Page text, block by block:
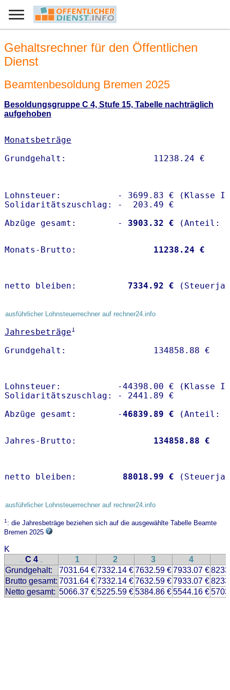
Gehaltsrechner für den Öffentlichen
Dienst
Beamtenbesoldung Bremen 2025
Besoldungsgruppe C 4, Stufe 15, Tabelle nachträglich
aufgehoben
Monatsbeträge
Lohnsteuer:           - 3699.83 € (Klasse I)
Solidaritätszuschlag: -  203.49 €
Abzüge gesamt:        -
3903.32 €
Monats-Brutto: 11238.24 €
netto bleiben: 7334.92 €
ausführlicher Lohnsteuerrechner auf rechner24.info
Jahresbeträge1
Lohnsteuer:           -44398.00 € (Klasse I)
Solidaritätszuschlag: - 2441.89 €
Abzüge gesamt:        -46839.89 €
Jahres-Brutto: 134858.88 €
netto bleiben: 88018.99 €
ausführlicher Lohnsteuerrechner auf rechner24.info
1: die Jahresbeträge beziehen sich auf die ausgewählte Tabelle Beamte
Bremen 2025
K
.. C 4 .. 1 2 3 4
Grundgehalt:
7031.64 €7332.14 €7632.59 €7933.07 €
Brutto gesamt: 7031.64 €7332.14 €7632.59 €7933.07 €
Netto gesamt: 5066.37 €5225.59 €5384.86 €5544.16 €